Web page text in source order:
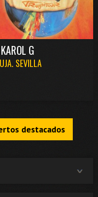
KAROL G
SEVILLA
destacados